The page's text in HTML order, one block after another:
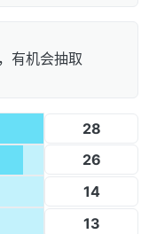
有机会抽取
28
26
14
13